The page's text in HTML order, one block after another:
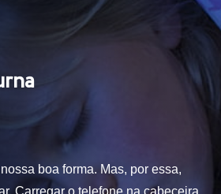
boa forma. Mas, por essa,
Carregar o telefone na cabeceira